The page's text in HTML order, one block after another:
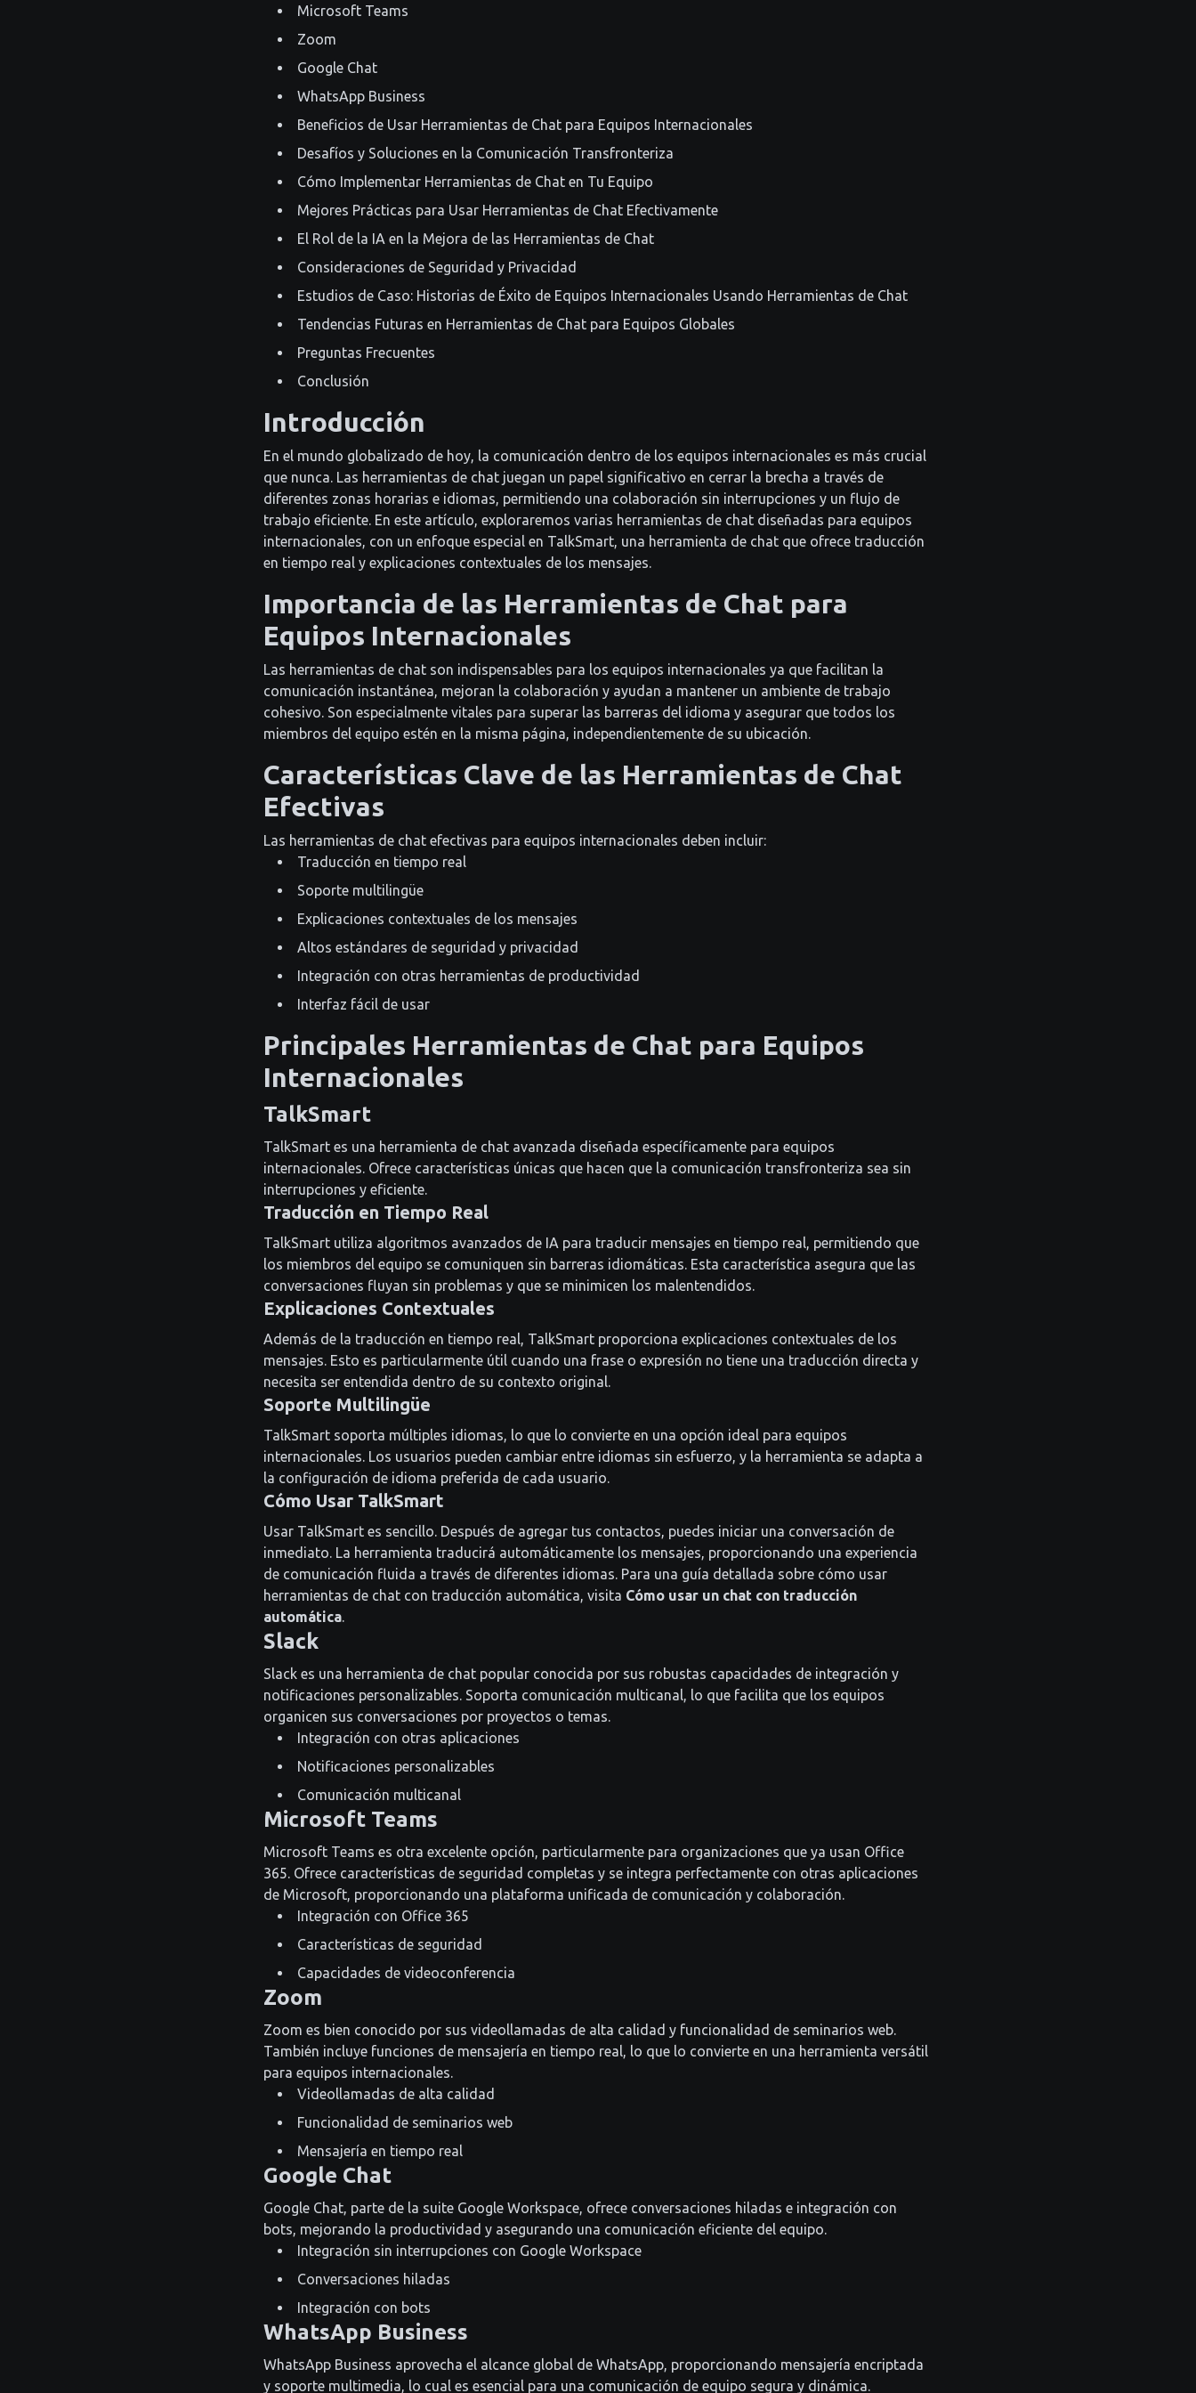
Microsoft Teams
Zoom
Google Chat
WhatsApp Business
Beneficios de Usar Herramientas de Chat para Equipos Internacionales
Desafíos y Soluciones en la Comunicación Transfronteriza
Cómo Implementar Herramientas de Chat en Tu Equipo
Mejores Prácticas para Usar Herramientas de Chat Efectivamente
El Rol de la IA en la Mejora de las Herramientas de Chat
Consideraciones de Seguridad y Privacidad
Estudios de Caso: Historias de Éxito de Equipos Internacionales Usando Herramientas de Chat
Tendencias Futuras en Herramientas de Chat para Equipos Globales
Preguntas Frecuentes
Conclusión
Introducción
En el mundo globalizado de hoy, la comunicación dentro de los equipos internacionales es más crucial
que nunca. Las herramientas de chat juegan un papel significativo en cerrar la brecha a través de
diferentes zonas horarias e idiomas, permitiendo una colaboración sin interrupciones y un flujo de
trabajo eficiente. En este artículo, exploraremos varias herramientas de chat diseñadas para equipos
internacionales, con un enfoque especial en TalkSmart, una herramienta de chat que ofrece traducción
en tiempo real y explicaciones contextuales de los mensajes.
Importancia de las Herramientas de Chat para
Equipos Internacionales
Las herramientas de chat son indispensables para los equipos internacionales ya que facilitan la
comunicación instantánea, mejoran la colaboración y ayudan a mantener un ambiente de trabajo
cohesivo. Son especialmente vitales para superar las barreras del idioma y asegurar que todos los
miembros del equipo estén en la misma página, independientemente de su ubicación.
Características Clave de las Herramientas de Chat
Efectivas
Las herramientas de chat efectivas para equipos internacionales deben incluir:
Traducción en tiempo real
Soporte multilingüe
Explicaciones contextuales de los mensajes
Altos estándares de seguridad y privacidad
Integración con otras herramientas de productividad
Interfaz fácil de usar
Principales Herramientas de Chat para Equipos
Internacionales
TalkSmart
TalkSmart es una herramienta de chat avanzada diseñada específicamente para equipos
internacionales. Ofrece características únicas que hacen que la comunicación transfronteriza sea sin
interrupciones y eficiente.
Traducción en Tiempo Real
TalkSmart utiliza algoritmos avanzados de IA para traducir mensajes en tiempo real, permitiendo que
los miembros del equipo se comuniquen sin barreras idiomáticas. Esta característica asegura que las
conversaciones fluyan sin problemas y que se minimicen los malentendidos.
Explicaciones Contextuales
Además de la traducción en tiempo real, TalkSmart proporciona explicaciones contextuales de los
mensajes. Esto es particularmente útil cuando una frase o expresión no tiene una traducción directa y
necesita ser entendida dentro de su contexto original.
Soporte Multilingüe
TalkSmart soporta múltiples idiomas, lo que lo convierte en una opción ideal para equipos
internacionales. Los usuarios pueden cambiar entre idiomas sin esfuerzo, y la herramienta se adapta a
la configuración de idioma preferida de cada usuario.
Cómo Usar TalkSmart
Usar TalkSmart es sencillo. Después de agregar tus contactos, puedes iniciar una conversación de
inmediato. La herramienta traducirá automáticamente los mensajes, proporcionando una experiencia
de comunicación fluida a través de diferentes idiomas. Para una guía detallada sobre cómo usar
herramientas de chat con traducción automática, visita Cómo usar un chat con traducción
automática.
Slack
Slack es una herramienta de chat popular conocida por sus robustas capacidades de integración y
notificaciones personalizables. Soporta comunicación multicanal, lo que facilita que los equipos
organicen sus conversaciones por proyectos o temas.
Integración con otras aplicaciones
Notificaciones personalizables
Comunicación multicanal
Microsoft Teams
Microsoft Teams es otra excelente opción, particularmente para organizaciones que ya usan Office
365. Ofrece características de seguridad completas y se integra perfectamente con otras aplicaciones
de Microsoft, proporcionando una plataforma unificada de comunicación y colaboración.
Integración con Office 365
Características de seguridad
Capacidades de videoconferencia
Zoom
Zoom es bien conocido por sus videollamadas de alta calidad y funcionalidad de seminarios web.
También incluye funciones de mensajería en tiempo real, lo que lo convierte en una herramienta versátil
para equipos internacionales.
Videollamadas de alta calidad
Funcionalidad de seminarios web
Mensajería en tiempo real
Google Chat
Google Chat, parte de la suite Google Workspace, ofrece conversaciones hiladas e integración con
bots, mejorando la productividad y asegurando una comunicación eficiente del equipo.
Integración sin interrupciones con Google Workspace
Conversaciones hiladas
Integración con bots
WhatsApp Business
WhatsApp Business aprovecha el alcance global de WhatsApp, proporcionando mensajería encriptada
y soporte multimedia, lo cual es esencial para una comunicación de equipo segura y dinámica.